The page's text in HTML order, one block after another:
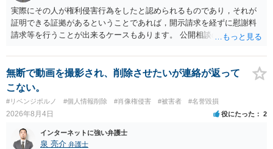
も）、相談者さんが刑事民事の責任に問われることはないでしょう。
私見ながらご参考まで。
実際にその人が権利侵害行為をしたと認められるものであり，それが
証明できる証拠があるということであれば，開示請求を経ずに慰謝料
請求等を行うことが出来るケースもあります。 公開相談の場では回答
に個別に相談されると良いでしょう。
無断で動画を撮影され、削除させたいが連絡が返って
こない。
#リベンジポルノ #個人情報削除 #肖像権侵害 #被害者 #名誉毀損
2026年8月4日 役にたった 2
インターネットに強い弁護士
泉 亮介 弁護士